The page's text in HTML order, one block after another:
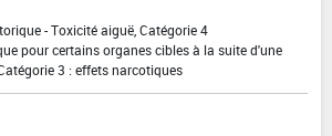
- Toxicité aiguë, Catégorie 4
pour certains organes cibles à la suite d'une
3 : effets narcotiques